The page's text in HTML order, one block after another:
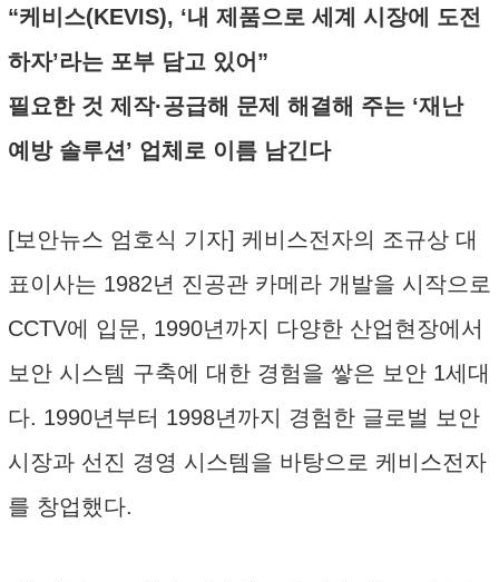
“케비스(KEVIS), ‘내 제품으로 세계 시장에 도전
하자’라는 포부 담고 있어”
필요한 것 제작·공급해 문제 해결해 주는 ‘재난
예방 솔루션’ 업체로 이름 남긴다
[보안뉴스 엄호식 기자] 케비스전자의 조규상 대
표이사는 1982년 진공관 카메라 개발을 시작으로
CCTV에 입문, 1990년까지 다양한 산업현장에서
보안 시스템 구축에 대한 경험을 쌓은 보안 1세대
다. 1990년부터 1998년까지 경험한 글로벌 보안
시장과 선진 경영 시스템을 바탕으로 케비스전자
를 창업했다.